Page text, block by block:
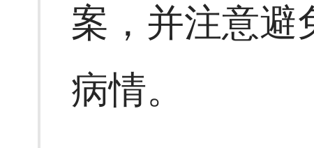
案，并注意避
病情。